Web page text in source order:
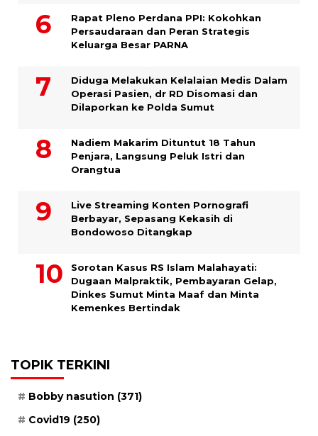
Rapat Pleno Perdana PPI: Kokohkan
Persaudaraan dan Peran Strategis
Keluarga Besar PARNA
Diduga Melakukan Kelalaian Medis Dalam
Operasi Pasien, dr RD Disomasi dan
Dilaporkan ke Polda Sumut
​Nadiem Makarim Dituntut 18 Tahun
Penjara, Langsung Peluk Istri dan
Orangtua
Live Streaming Konten Pornografi
Berbayar, Sepasang Kekasih di
Bondowoso Ditangkap
Sorotan Kasus RS Islam Malahayati:
Dugaan Malpraktik, Pembayaran Gelap,
Dinkes Sumut Minta Maaf dan Minta
Kemenkes Bertindak
TOPIK TERKINI
Bobby nasution (371)
Covid19 (250)